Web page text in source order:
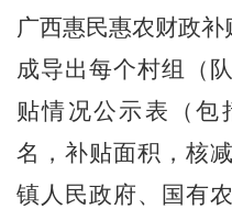
广西惠民惠农财政补
成导出每个村组（
贴情况公示表（包
名 ，补贴面积 ，核
镇人民政府、国有